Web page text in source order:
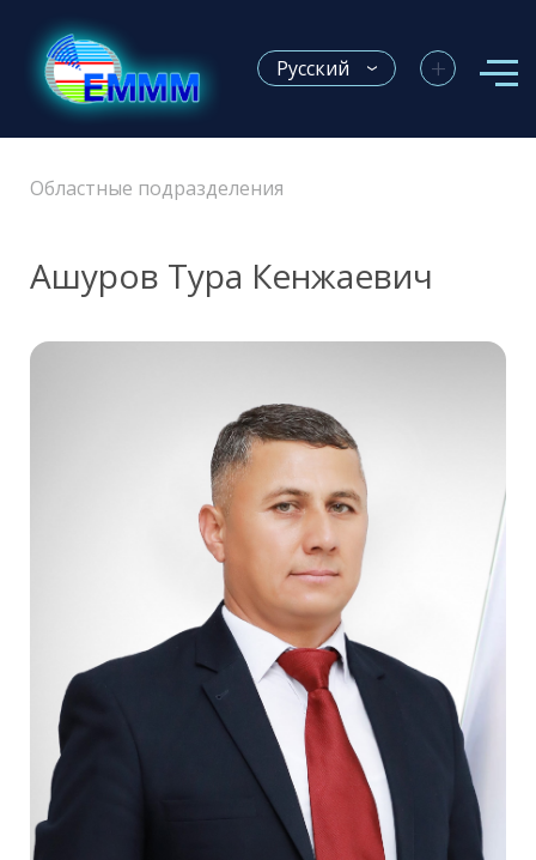
Русский +
Областные подразделения
Ашуров Тура Кенжаевич